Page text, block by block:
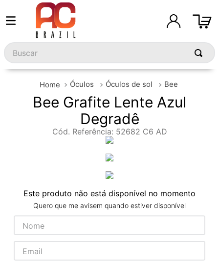
Buscar
Óculos Óculos de sol Bee
Bee Grafite Lente Azul
Degradê
Cód. Referência: 52682 C6 AD
Este produto não está disponível no momento
Quero que me avisem quando estiver disponível